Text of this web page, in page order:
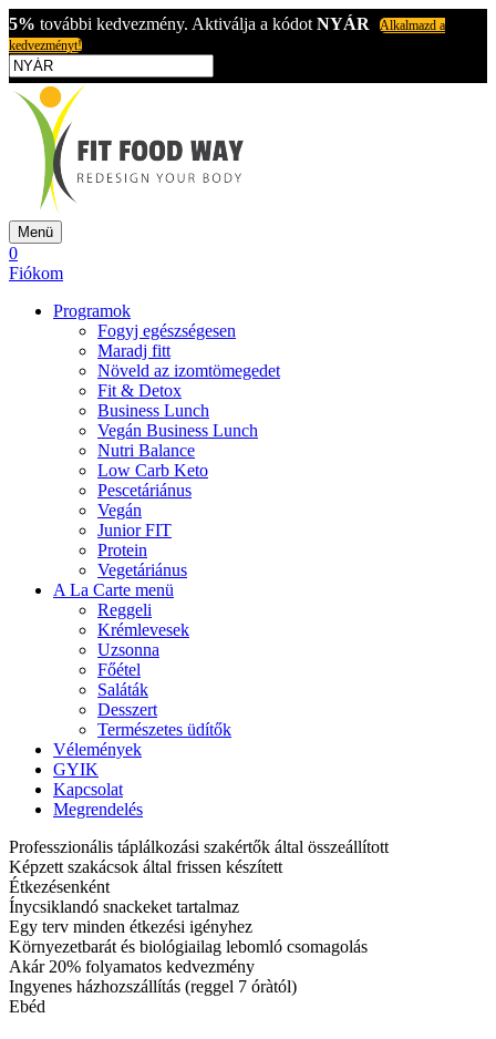
5% további kedvezmény. Aktiválja a kódot NYÁR
Alkalmazd a
kedvezményt!
Menü
0
Fiókom
Programok
Fogyj egészségesen
Maradj fitt
Növeld az izomtömegedet
Fit & Detox
Business Lunch
Vegán Business Lunch
Nutri Balance
Low Carb Keto
Pescetáriánus
Vegán
Junior FIT
Protein
Vegetáriánus
A La Carte menü
Reggeli
Krémlevesek
Uzsonna
Főétel
Saláták
Desszert
Természetes üdítők
Vélemények
GYIK
Kapcsolat
Megrendelés
Professzionális táplálkozási szakértők által összeállított
Képzett szakácsok által frissen készített
Étkezésenként
Ínycsiklandó snackeket tartalmaz
Egy terv minden étkezési igényhez
Környezetbarát és biológiailag lebomló csomagolás
Akár 20% folyamatos kedvezmény
Ingyenes házhozszállítás (reggel 7 óràtól)
Ebéd